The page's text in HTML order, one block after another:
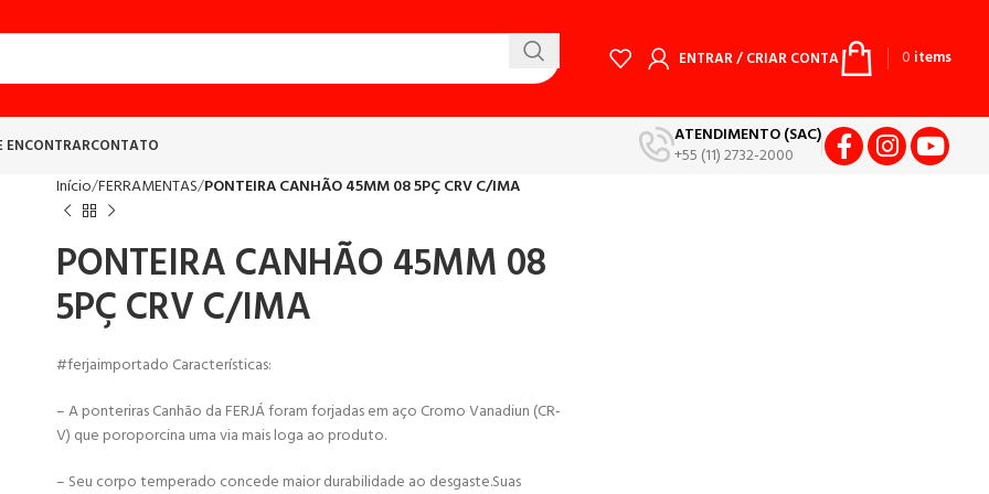
ENTRAR / CRIAR CONTA 0 items
ENCONTRARCONTATO
ATENDIMENTO (SAC)
+55 (11) 2732-2000
Início FERRAMENTAS PONTEIRA CANHÃO 45MM 08 5PÇ CRV C/IMA
PONTEIRA CANHÃO 45MM 08
5PÇ CRV C/IMA
#ferjaimportado Características:
– A ponteriras Canhão da FERJÁ foram forjadas em aço Cromo Vanadiun (CR-
V) que poroporcina uma via mais loga ao produto.
– Seu corpo temperado concede maior durabilidade ao desgaste.Suas